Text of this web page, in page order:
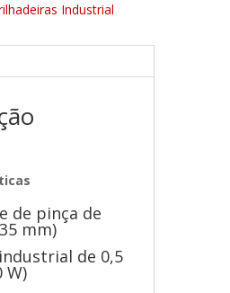
Industrial
de pinça de
mm)
de 0,5
W)